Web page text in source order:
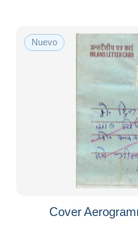
Nuevo
Cover